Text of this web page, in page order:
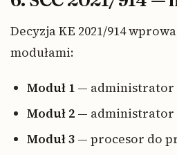
Decyzja KE 2021/914
modułami:
Moduł 1 — administrator
Moduł 2 — administrator
Moduł 3 — procesor do